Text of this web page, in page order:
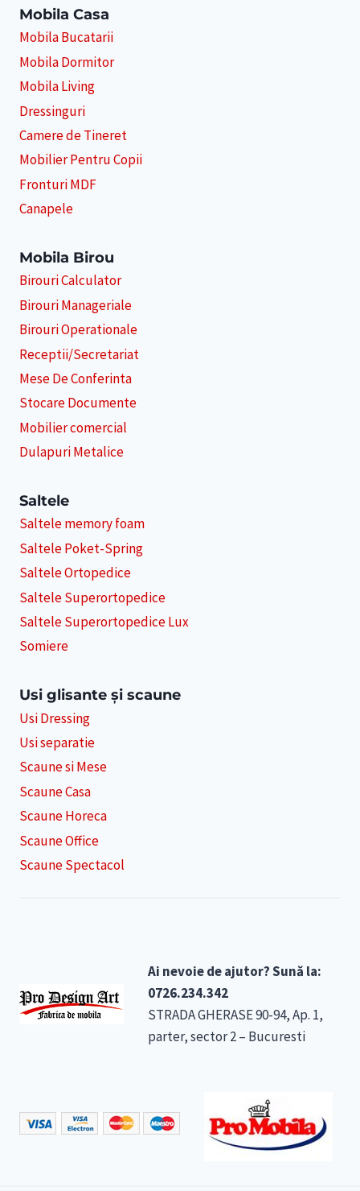
Mobila Casa
Mobila Bucatarii
Mobila Dormitor
Mobila Living
Dressinguri
Camere de Tineret
Mobilier Pentru Copii
Fronturi MDF
Canapele
Mobila Birou
Birouri Calculator
Birouri Manageriale
Birouri Operationale
Receptii/Secretariat
Mese De Conferinta
Stocare Documente
Mobilier comercial
Dulapuri Metalice
Saltele
Saltele memory foam
Saltele Poket-Spring
Saltele Ortopedice
Saltele Superortopedice
Saltele Superortopedice Lux
Somiere
Usi glisante și scaune
Usi Dressing
Usi separatie
Scaune si Mese
Scaune Casa
Scaune Horeca
Scaune Office
Scaune Spectacol
Ai nevoie de ajutor? Sună la:
0726.234.342
STRADA GHERASE 90-94, Ap. 1,
parter, sector 2 – Bucuresti